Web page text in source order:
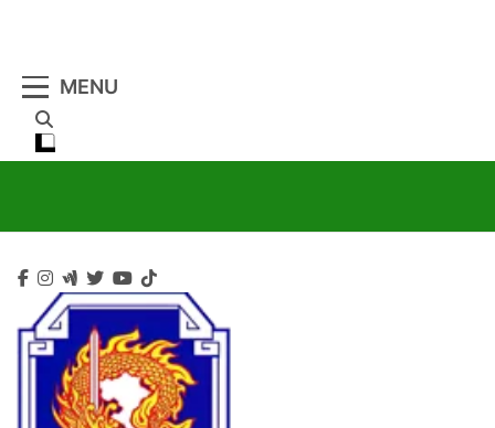
MENU